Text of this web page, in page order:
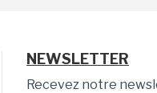
NEWSLETTER
Recevez notre